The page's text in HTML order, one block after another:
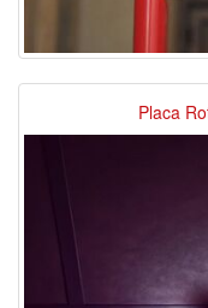
Placa